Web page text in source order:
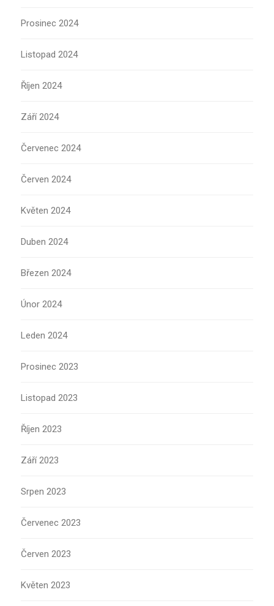
Prosinec 2024
Listopad 2024
Říjen 2024
Září 2024
Červenec 2024
Červen 2024
Květen 2024
Duben 2024
Březen 2024
Únor 2024
Leden 2024
Prosinec 2023
Listopad 2023
Říjen 2023
Září 2023
Srpen 2023
Červenec 2023
Červen 2023
Květen 2023